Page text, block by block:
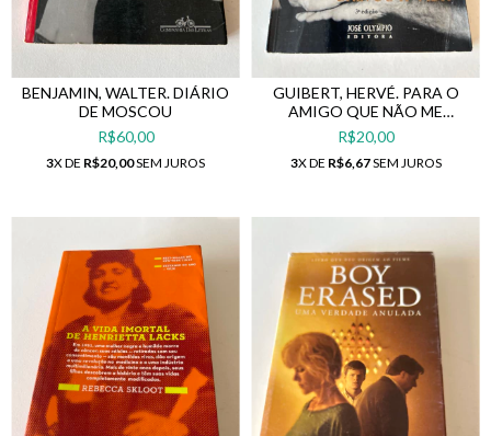
BENJAMIN, WALTER. DIÁRIO
DE MOSCOU
R$60,00
3X DE R$20,00SEM JUROS
GUIBERT, HERVÉ. PARA O
AMIGO QUE NÃO ME
SALVOU A VIDA
R$20,00
3X DE R$6,67SEM JUROS